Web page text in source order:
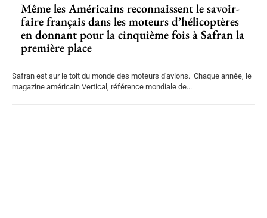
Même les Américains reconnaissent le savoir-
faire français dans les moteurs d’hélicoptères
en donnant pour la cinquième fois à Safran la
première place
Safran est sur le toit du monde des moteurs d'avions. Chaque année, le
magazine américain Vertical, référence mondiale de...